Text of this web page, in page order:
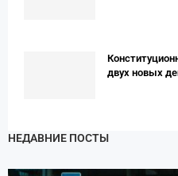
двух новых
НЕДАВНИЕ ПОСТЫ